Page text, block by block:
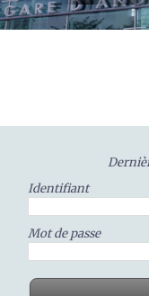
Identifiant
Mot de passe